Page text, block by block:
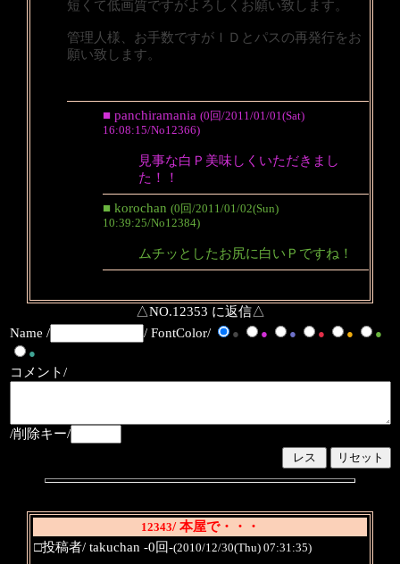
短くて低画質ですがよろしくお願い致します。
管理人様、お手数ですがＩＤとパスの再発行をお
願い致します。
■ panchiramania (0回/2011/01/01(Sat)
16:08:15/No12366)
見事な白Ｐ美味しくいただきまし
た！！
■ korochan (0回/2011/01/02(Sun)
10:39:25/No12384)
ムチッとしたお尻に白いＰですね！
△NO.12353 に返信△
Name /
/ FontColor/ ● ● ● ● ●
●
●
コメント/
/削除キー/
12343/ 本屋で・・・
□投稿者/ takuchan -0回-(2010/12/30(Thu) 07:31:35)